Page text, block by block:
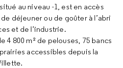
au niveau -1, est en accès
déjeuner ou de goûter à l’abri
et de l’industrie.
4 800 m² de pelouses, 75 bancs
accessibles depuis la